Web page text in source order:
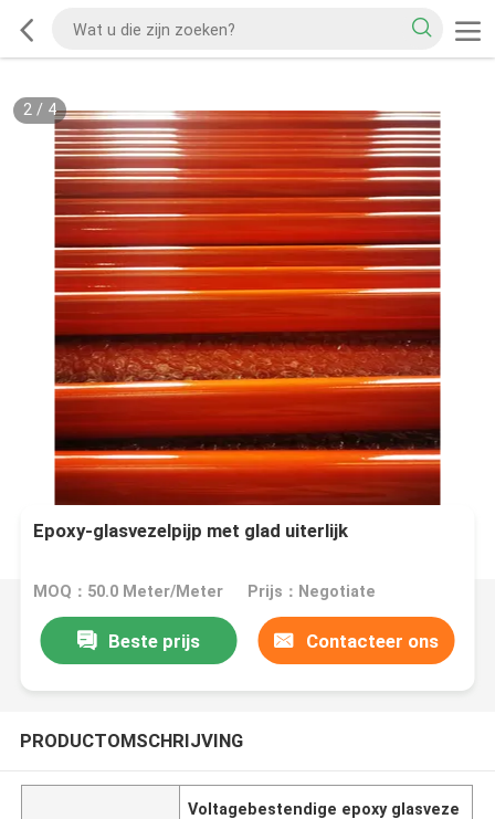
2/ 4
Epoxy-glasvezelpijp met glad uiterlijk
MOQ：50.0 Meter/Meter Prijs：Negotiate
Beste prijs Contacteer ons
PRODUCTOMSCHRIJVING
Voltagebestendige epoxy glasveze